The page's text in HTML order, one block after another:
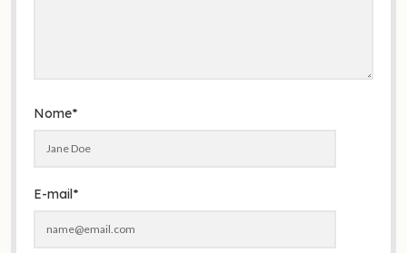
Nome*
E-mail*